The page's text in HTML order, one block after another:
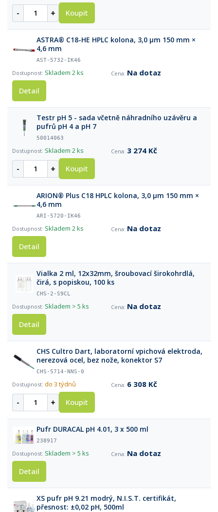
- + Koupit
ASTRA® C18-HE HPLC kolona, 3,0 µm 150 mm ×
4,6 mm
AST-5732-IK46
Skladem 2 ks
Na dotaz
Detail
Testr pH 5 - sada včetně náhradního uzávěru a
pufrů pH 4 a pH 7
50014063
Skladem 2 ks 3 274 Kč
- + Koupit
ARION® Plus C18 HPLC kolona, 3,0 µm 150 mm ×
4,6 mm
ARI-5720-IK46
Skladem 2 ks
Na dotaz
Detail
Vialka 2 ml, 12x32mm, šroubovací širokohrdlá,
čirá, s popiskou, 100 ks
CHS-2-S9CL
Skladem > 5 ks
Na dotaz
Detail
CHS Cultro Dart, laboratorní vpichová elektroda,
nerezová ocel, bez nože, konektor S7
CHS-5714-NNS-0
do 3 týdnů 6 308 Kč
- + Koupit
Pufr DURACAL pH 4.01, 3 x 500 ml
238917
Skladem > 5 ks
Na dotaz
Detail
XS pufr pH 9.21 modrý, N.I.S.T. certifikát,
přesnost: ±0,02 pH, 500ml